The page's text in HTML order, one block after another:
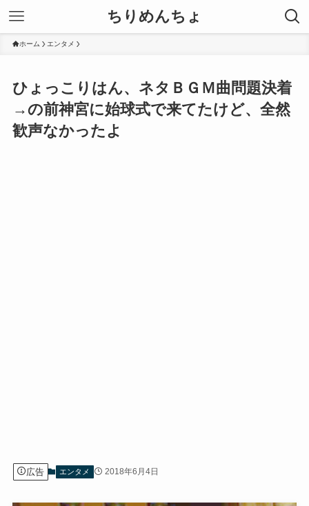
ちりめんちょ
ホーム エンタメ
ひょっこりはん、ネタＢＧＭ曲問題決着
→の前神宮に始球式で来てたけど、全然
歓声なかったよ
広告 エンタメ 2018年6月4日